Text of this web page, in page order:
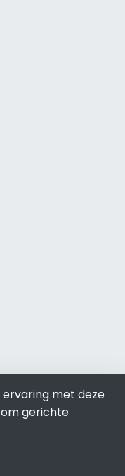
ervaring met deze
gerichte